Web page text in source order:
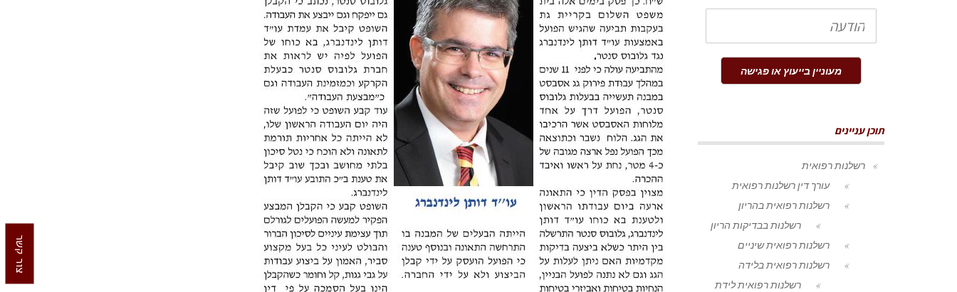
הודעה
מעוניין בייעוץ או פגישה
תוכן עניינים
רשלנות רפואית
עורך דין רשלנות רפואית
רשלנות רפואית בהריון
רשלנות בבדיקות הריון
רשלנות רפואית שיניים
רשלנות רפואית בלידה
רשלנות רפואית לידת
צור קשר